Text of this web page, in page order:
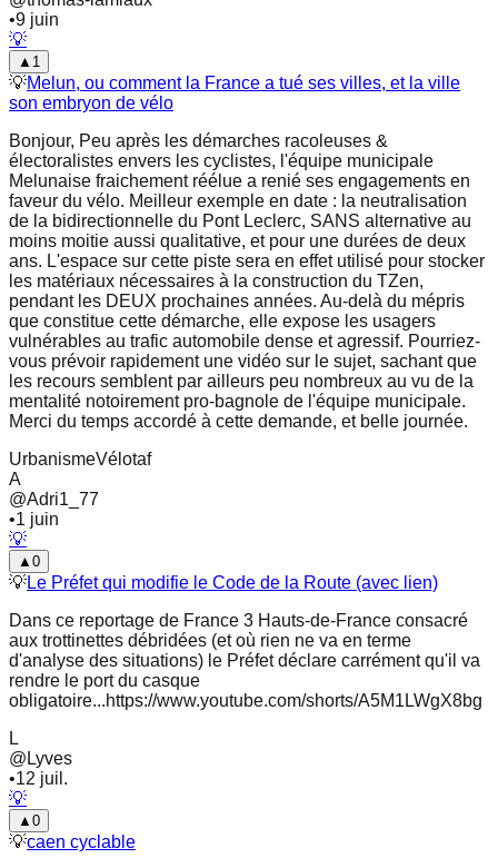
•9 juin
💡
▲ 1
💡Melun, ou comment la France a tué ses villes, et la ville
son embryon de vélo
Bonjour, Peu après les démarches racoleuses &
électoralistes envers les cyclistes, l'équipe municipale
Melunaise fraichement réélue a renié ses engagements en
faveur du vélo. Meilleur exemple en date : la neutralisation
de la bidirectionnelle du Pont Leclerc, SANS alternative au
moins moitie aussi qualitative, et pour une durées de deux
ans. L'espace sur cette piste sera en effet utilisé pour stocker
les matériaux nécessaires à la construction du TZen,
pendant les DEUX prochaines années. Au-delà du mépris
que constitue cette démarche, elle expose les usagers
vulnérables au trafic automobile dense et agressif. Pourriez-
vous prévoir rapidement une vidéo sur le sujet, sachant que
les recours semblent par ailleurs peu nombreux au vu de la
mentalité notoirement pro-bagnole de l'équipe municipale.
Merci du temps accordé à cette demande, et belle journée.
UrbanismeVélotaf
A
@Adri1_77
•1 juin
💡
▲ 0
💡Le Préfet qui modifie le Code de la Route (avec lien)
Dans ce reportage de France 3 Hauts-de-France consacré
aux trottinettes débridées (et où rien ne va en terme
d'analyse des situations) le Préfet déclare carrément qu'il va
rendre le port du casque
obligatoire...https://www.youtube.com/shorts/A5M1LWgX8bg
L
@ Lyves
•12 juil.
💡
▲ 0
💡caen cyclable